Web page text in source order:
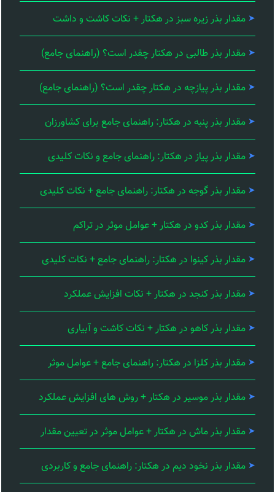
مقدار بذر زیره سبز در هکتار + نکات کاشت و داشت
مقدار بذر طالبی در هکتار چقدر است؟ (راهنمای جامع)
مقدار بذر پیازچه در هکتار چقدر است؟ (راهنمای جامع)
مقدار بذر پنبه در هکتار: راهنمای جامع برای کشاورزان
مقدار بذر پیاز در هکتار: راهنمای جامع و نکات کلیدی
مقدار بذر گوجه در هکتار: راهنمای جامع + نکات کلیدی
مقدار بذر کدو در هکتار + عوامل موثر در تراکم
مقدار بذر کینوا در هکتار: راهنمای جامع + نکات کلیدی
مقدار بذر کنجد در هکتار + نکات افزایش عملکرد
مقدار بذر کاهو در هکتار + نکات کاشت و آبیاری
مقدار بذر کلزا در هکتار: راهنمای جامع + عوامل موثر
مقدار بذر موسیر در هکتار + روش های افزایش عملکرد
مقدار بذر ماش در هکتار + عوامل موثر در تعیین مقدار
مقدار بذر نخود دیم در هکتار: راهنمای جامع و کاربردی